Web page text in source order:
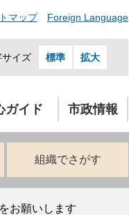
マップ Foreign Language
サイズ 標準 拡大
ガイド 市政情報
組織でさがす
お願いします